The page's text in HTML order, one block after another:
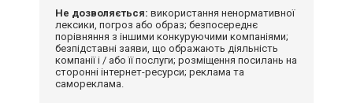
Не дозволяється: використання ненормативної
лексики, погроз або образ; безпосереднє
порівняння з іншими конкуруючими компаніями;
безпідставні заяви, що ображають діяльність
компанії і / або її послуги; розміщення посилань на
сторонні інтернет-ресурси; реклама та
самореклама.